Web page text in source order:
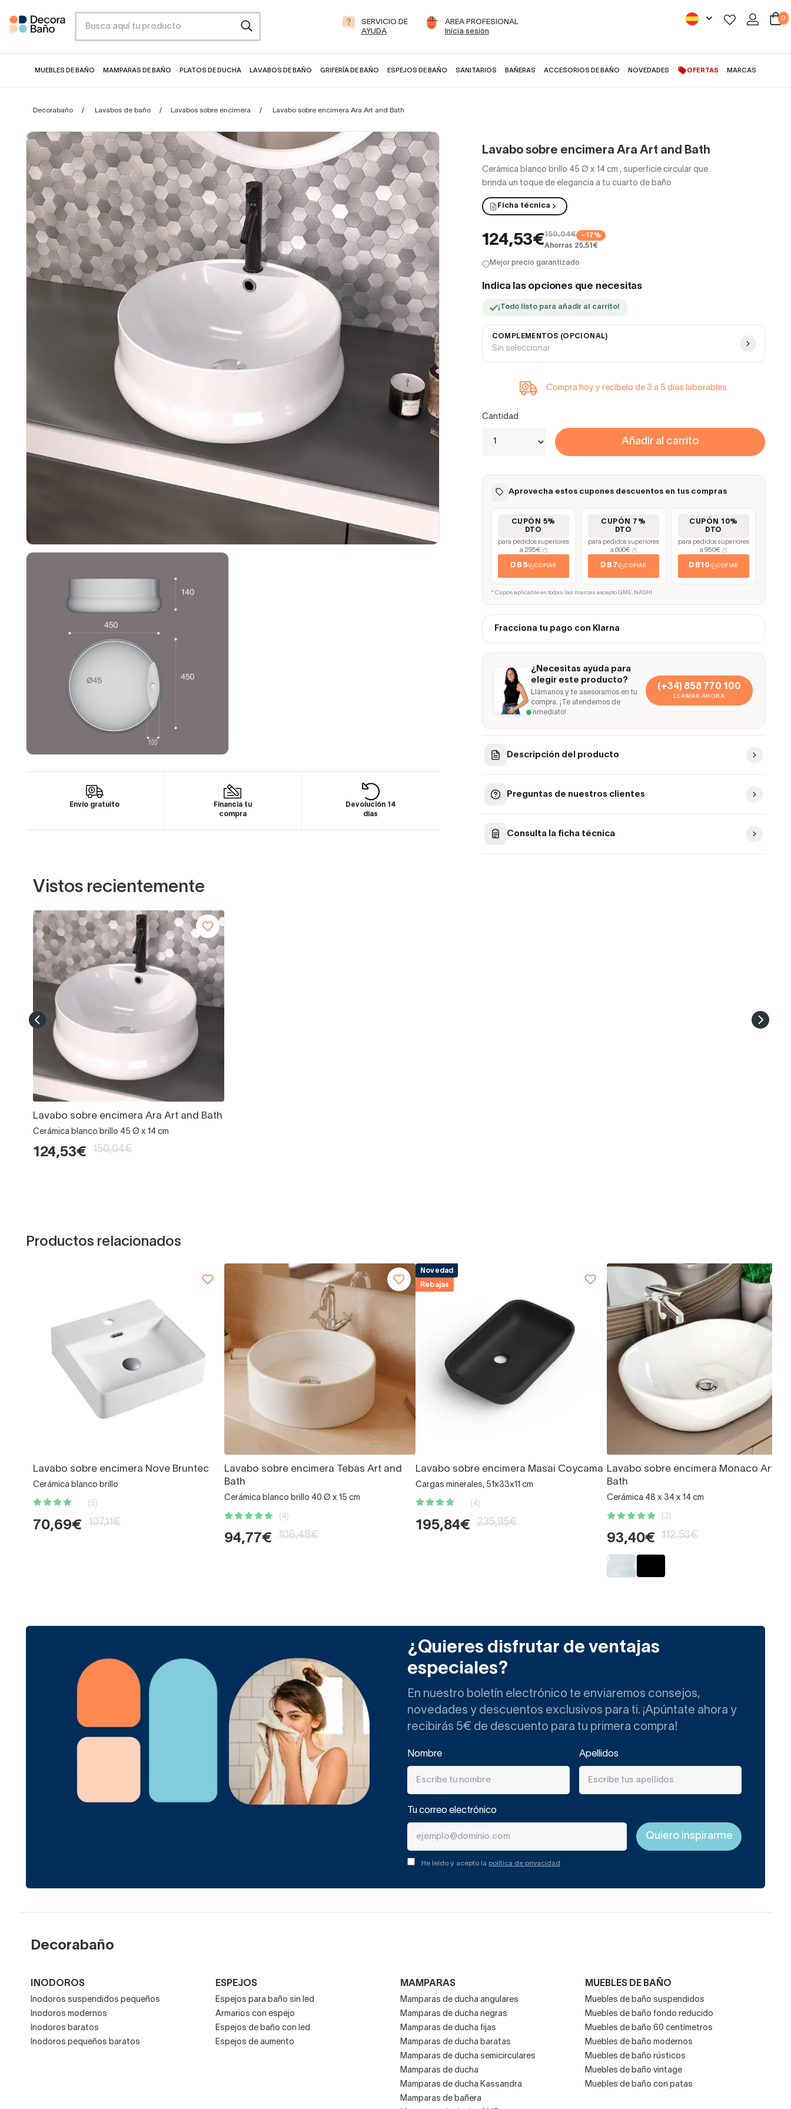
SERVICIO DE
AYUDA
AREA PROFESIONAL
Inicia sesión
0
MUEBLES DE BAÑO MAMPARAS DE BAÑO PLATOS DE DUCHA LAVABOS DE BAÑO GRIFERÍA DE BAÑO ESPEJOS DE BAÑO SANITARIOS BAÑERAS ACCESORIOS DE BAÑO NOVEDADES OFERTAS MARCAS
Decorabaño Lavabos de baño Lavabos sobre encimera Lavabo sobre encimera Ara Art and Bath
Envío gratuito
Financia tu
compra
Devolución 14
días
Lavabo sobre encimera Ara Art and Bath
Cerámica blanco brillo 45 Ø x 14 cm , superficie circular que
brinda un toque de elegancia a tu cuarto de baño
Ficha técnica
124,53€150,04€ −17%
Ahorras 25,51€
Mejor precio garantizado
Indica las opciones que necesitas
¡Todo listo para añadir al carrito!
COMPLEMENTOS (OPCIONAL)
Sin seleccionar
Compra hoy y recíbelo de 3 a 5 días laborables
Cantidad
Añadir al carrito
Aprovecha estos cupones descuentos en tus compras
CUPÓN 5%
DTO
para pedidos superiores
a 295€
(*)
DB5 COPIAR
CUPÓN 7%
DTO
para pedidos superiores
a 600€
(*)
DB7 COPIAR
CUPÓN 10%
DTO
para pedidos superiores
a 950€
(*)
DB10 COPIAR
* Cupón aplicable en todas las marcas excepto GME, NASHI.
Fracciona tu pago con Klarna
¿Necesitas ayuda para
elegir este producto?
Llámanos y te asesoramos en tu
compra. ¡Te atendemos de
inmediato!
(+34) 858 770 100
LLAMAR AHORA
Descripción del producto
Preguntas de nuestros clientes
Consulta la ficha técnica
Vistos recientemente
Lavabo sobre encimera Ara Art and Bath
Cerámica blanco brillo 45 Ø x 14 cm
124,53€ 150,04€
Productos relacionados
Lavabo sobre encimera Nove Bruntec
Cerámica blanco brillo
(5)
70,69€ 107,11€
Lavabo sobre encimera Tebas Art and
Bath
Cerámica blanco brillo 40 Ø x 15 cm
(4)
94,77€ 106,48€
Novedad
Rebajas
Lavabo sobre encimera Masai Coycama
Cargas minerales, 51x33x11 cm
(4)
195,84€ 235,95€
Lavabo sobre encimera Monaco Art
Bath
Cerámica 48 x 34 x 14 cm
(3)
93,40€ 112,53€
¿Quieres disfrutar de ventajas
especiales?
En nuestro boletín electrónico te enviaremos consejos,
novedades y descuentos exclusivos para ti. ¡Apúntate ahora y
recibirás 5€ de descuento para tu primera compra!
Nombre Apellidos
Tu correo electrónico
He leído y acepto la política de privacidad
Decorabaño
INODOROS
Inodoros suspendidos pequeños
Inodoros modernos
Inodoros baratos
Inodoros pequeños baratos
ESPEJOS
Espejos para baño sin led
Armarios con espejo
Espejos de baño con led
Espejos de aumento
MAMPARAS
Mamparas de ducha angulares
Mamparas de ducha negras
Mamparas de ducha fijas
Mamparas de ducha baratas
Mamparas de ducha semicirculares
Mamparas de ducha
Mamparas de ducha Kassandra
Mamparas de bañera
MUEBLES DE BAÑO
Muebles de baño suspendidos
Muebles de baño fondo reducido
Muebles de baño 60 centímetros
Muebles de baño modernos
Muebles de baño rústicos
Muebles de baño vintage
Muebles de baño con patas